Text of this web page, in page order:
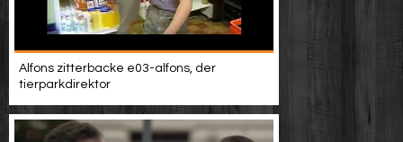
Alfons zitterbacke e03-alfons, der
tierparkdirektor